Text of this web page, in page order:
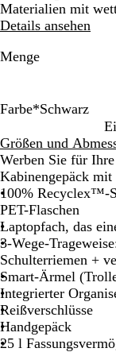
Zoomen
und
die
Pfeiltasten
Materialien mit
Details ansehen
Menge
Farbe*Schwarz
c
h
w
a
r
z
a
f
e
n
b
l
a
u
u
n
k
l
e
r
W
a
l
d
Größen und
Werben Sie für
Kabinengepäck
100% Recyclex™-
PET-Flaschen
Laptopfach, das
3-Wege-
Schulterriemen +
Smart-Ärmel
Integrierter
Reißverschlüsse
Handgepäck
25 l